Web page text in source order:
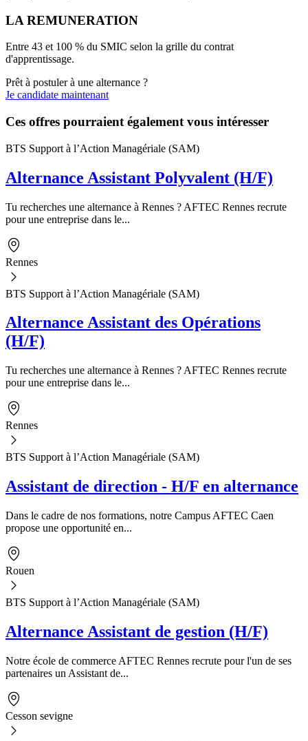
LA REMUNERATION
Entre 43 et 100 % du SMIC selon la grille du contrat
d'apprentissage.
Prêt à postuler à une alternance ?
Je candidate maintenant
Ces offres pourraient également vous intéresser
BTS Support à l’Action Managériale (SAM)
Alternance Assistant Polyvalent (H/F)
Tu recherches une alternance à Rennes ? AFTEC Rennes recrute
pour une entreprise dans le...
Rennes
BTS Support à l’Action Managériale (SAM)
Alternance Assistant des Opérations
(H/F)
Tu recherches une alternance à Rennes ? AFTEC Rennes recrute
pour une entreprise dans le...
Rennes
BTS Support à l’Action Managériale (SAM)
Assistant de direction - H/F en alternance
Dans le cadre de nos formations, notre Campus AFTEC Caen
propose une opportunité en...
Rouen
BTS Support à l’Action Managériale (SAM)
Alternance Assistant de gestion (H/F)
Notre école de commerce AFTEC Rennes recrute pour l'un de ses
partenaires un Assistant de...
Cesson sevigne